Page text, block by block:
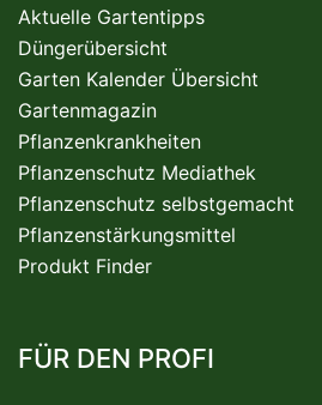
Aktuelle Gartentipps
Düngerübersicht
Garten Kalender Übersicht
Gartenmagazin
Pflanzenkrankheiten
Pflanzenschutz Mediathek
Pflanzenschutz selbstgemacht
Pflanzenstärkungsmittel
Produkt Finder
FÜR DEN PROFI